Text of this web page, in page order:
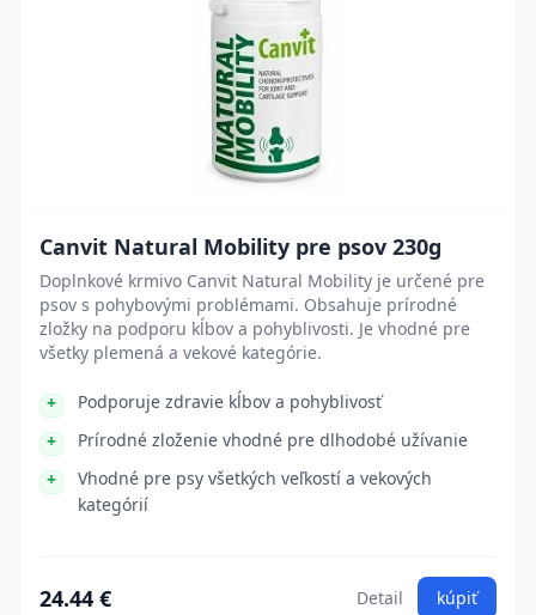
Canvit Natural Mobility pre psov 230g
Doplnkové krmivo Canvit Natural Mobility je určené pre
psov s pohybovými problémami. Obsahuje prírodné
zložky na podporu kĺbov a pohyblivosti. Je vhodné pre
všetky plemená a vekové kategórie.
Podporuje zdravie kĺbov a pohyblivosť
Prírodné zloženie vhodné pre dlhodobé užívanie
Vhodné pre psy všetkých veľkostí a vekových
kategórií
24.44 € Detail kúpiť